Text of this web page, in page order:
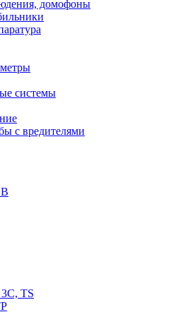
домофоны
системы
с вредителями
TS